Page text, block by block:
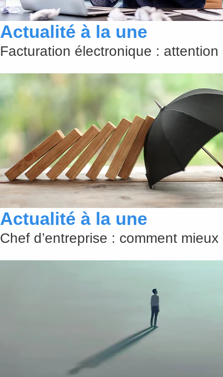
Actualité à la une
Facturation électronique :
Actualité à la une
Chef d’entreprise : comment